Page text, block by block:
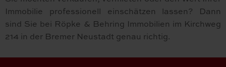
Immobilie professionell einschätzen lassen? Dann
sind Sie bei Röpke & Behring Immobilien im Kirchweg
214 in der Bremer Neustadt genau richtig.